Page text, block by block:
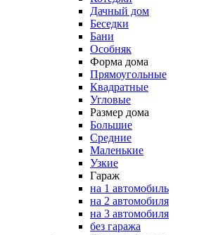
Дачный дом
Беседки
Бани
Особняк
Форма дома
Прямоугольные
Квадратные
Угловые
Размер дома
Большие
Средние
Маленькие
Узкие
Гараж
на 1 автомобиль
на 2 автомобиля
на 3 автомобиля
без гаража